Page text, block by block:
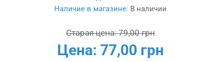
Наличие в магазине: В наличии
Старая цена: 79,00 грн
Цена: 77,00 грн